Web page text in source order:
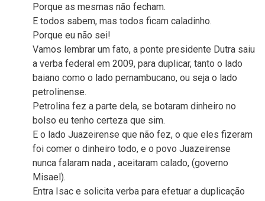
Porque as mesmas não fecham.
E todos sabem, mas todos ficam caladinho.
Porque eu não sei!
Vamos lembrar um fato, a ponte presidente Dutra saiu
a verba federal em 2009, para duplicar, tanto o lado
baiano como o lado pernambucano, ou seja o lado
petrolinense.
Petrolina fez a parte dela, se botaram dinheiro no
bolso eu tenho certeza que sim.
E o lado Juazeirense que não fez, o que eles fizeram
foi comer o dinheiro todo, e o povo Juazeirense
nunca falaram nada , aceitaram calado, (governo
Misael).
Entra Isac e solicita verba para efetuar a duplicação